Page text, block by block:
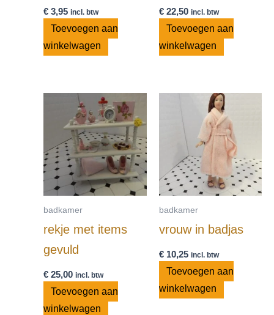
€ 3,95 incl. btw
Toevoegen aan
winkelwagen
€22,50 incl. btw
Toevoegen aan
winkelwagen
badkamer
rekje met items
gevuld
€ 25,00 incl. btw
Toevoegen aan
winkelwagen
badkamer
vrouw in badjas
€10,25 incl. btw
Toevoegen aan
winkelwagen